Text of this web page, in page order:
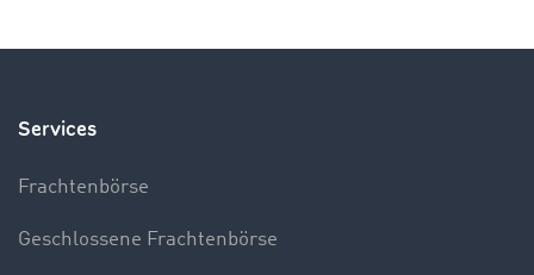
Services
Frachtenbörse
Geschlossene Frachtenbörse